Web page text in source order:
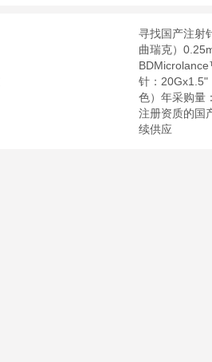
寻找国产注射
曲瑞克）
针：20Gx1.5"
色）年采购量
注册资质的国
续供应